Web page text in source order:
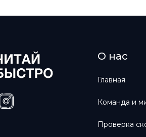
О нас
Главная
Команда и
Проверка